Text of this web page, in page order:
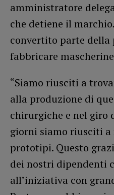
amministratore
che detiene il
convertito parte della
fabbricare
“Siamo riusciti a
alla produzione di
chirurgiche e nel giro
giorni siamo riusciti
prototipi. Questo
dei nostri dipendenti
all’iniziativa con